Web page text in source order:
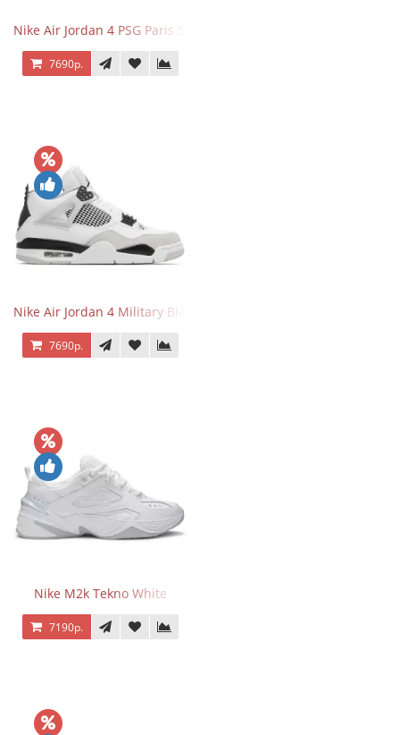
Nike Air Jordan 4 PSG Paris Saint Germain
7690р.
Nike Air Jordan 4 Military Black
7690р.
Nike M2k Tekno White
7190р.